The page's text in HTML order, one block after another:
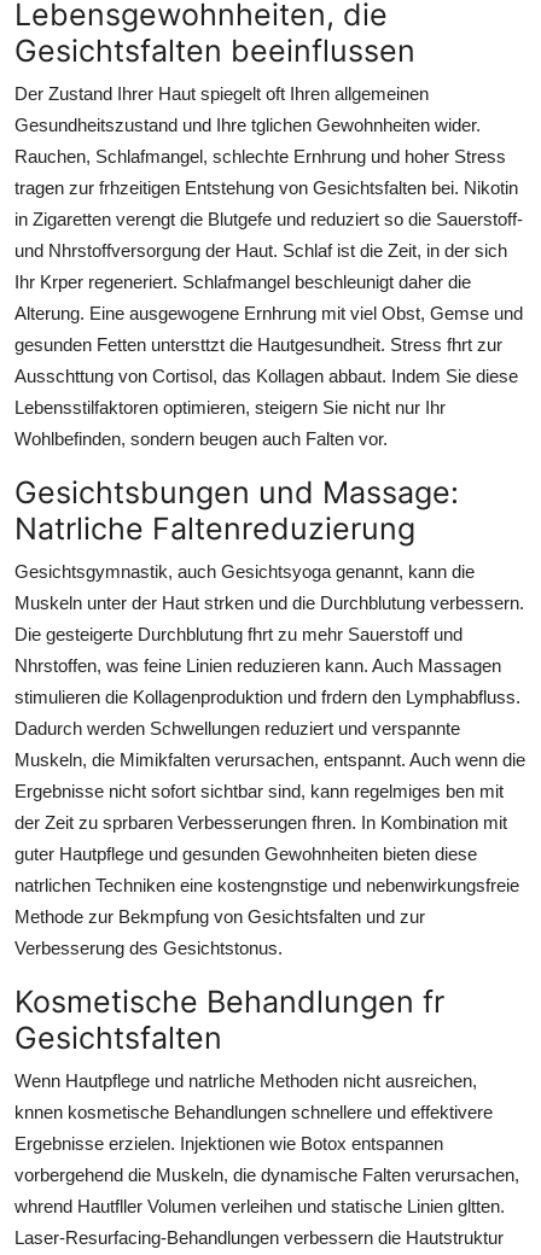
Lebensgewohnheiten, die
Gesichtsfalten beeinflussen
Der Zustand Ihrer Haut spiegelt oft Ihren allgemeinen
Gesundheitszustand und Ihre tglichen Gewohnheiten wider.
Rauchen, Schlafmangel, schlechte Ernhrung und hoher Stress
tragen zur frhzeitigen Entstehung von Gesichtsfalten bei. Nikotin
in Zigaretten verengt die Blutgefe und reduziert so die Sauerstoff-
und Nhrstoffversorgung der Haut. Schlaf ist die Zeit, in der sich
Ihr Krper regeneriert. Schlafmangel beschleunigt daher die
Alterung. Eine ausgewogene Ernhrung mit viel Obst, Gemse und
gesunden Fetten untersttzt die Hautgesundheit. Stress fhrt zur
Ausschttung von Cortisol, das Kollagen abbaut. Indem Sie diese
Lebensstilfaktoren optimieren, steigern Sie nicht nur Ihr
Wohlbefinden, sondern beugen auch Falten vor.
Gesichtsbungen und Massage:
Natrliche Faltenreduzierung
Gesichtsgymnastik, auch Gesichtsyoga genannt, kann die
Muskeln unter der Haut strken und die Durchblutung verbessern.
Die gesteigerte Durchblutung fhrt zu mehr Sauerstoff und
Nhrstoffen, was feine Linien reduzieren kann. Auch Massagen
stimulieren die Kollagenproduktion und frdern den Lymphabfluss.
Dadurch werden Schwellungen reduziert und verspannte
Muskeln, die Mimikfalten verursachen, entspannt. Auch wenn die
Ergebnisse nicht sofort sichtbar sind, kann regelmiges ben mit
der Zeit zu sprbaren Verbesserungen fhren. In Kombination mit
guter Hautpflege und gesunden Gewohnheiten bieten diese
natrlichen Techniken eine kostengnstige und nebenwirkungsfreie
Methode zur Bekmpfung von Gesichtsfalten und zur
Verbesserung des Gesichtstonus.
Kosmetische Behandlungen fr
Gesichtsfalten
Wenn Hautpflege und natrliche Methoden nicht ausreichen,
knnen kosmetische Behandlungen schnellere und effektivere
Ergebnisse erzielen. Injektionen wie Botox entspannen
vorbergehend die Muskeln, die dynamische Falten verursachen,
whrend Hautfller Volumen verleihen und statische Linien gltten.
Laser-Resurfacing-Behandlungen verbessern die Hautstruktur